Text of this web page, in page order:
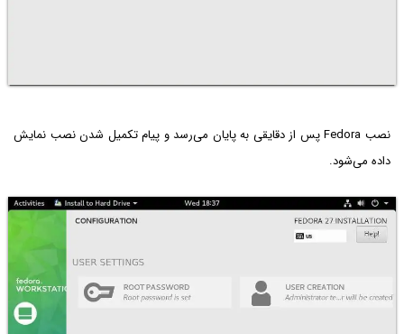
نصب Fedora پس از دقایقی به پایان می‌رسد و پیام تکمیل شدن نصب نمایش
داده می‌شود.